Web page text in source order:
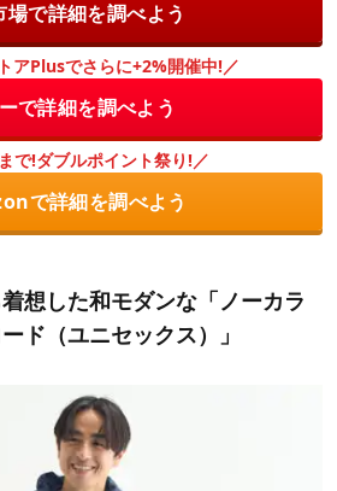
場で詳細を調べよう
アPlusでさらに+2%開催中!／
で詳細を調べよう
で!ダブルポイント祭り!／
で詳細を調べよう
着想した和モダンな「ノーカラ
ド（ユニセックス）」